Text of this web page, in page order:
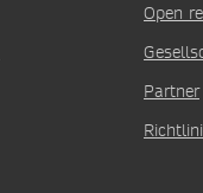
Open
Partner